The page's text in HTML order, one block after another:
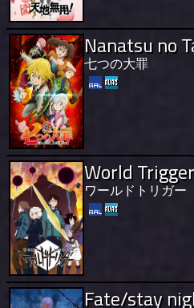
Nanatsu no
七つの大罪
World Trigger
ワールドトリガー
Fate/stay